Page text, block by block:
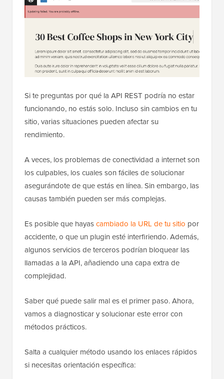
Si te preguntas por qué la API REST podría no estar
funcionando, no estás solo. Incluso sin cambios en tu
sitio, varias situaciones pueden afectar su
rendimiento.
A veces, los problemas de conectividad a internet son
los culpables, los cuales son fáciles de solucionar
asegurándote de que estás en línea. Sin embargo, las
causas también pueden ser más complejas.
Es posible que hayascambiado la URL de tu sitio por
accidente, o que un plugin esté interfiriendo. Además,
algunos servicios de terceros podrían bloquear las
llamadas a la API, añadiendo una capa extra de
complejidad.
Saber qué puede salir mal es el primer paso. Ahora,
vamos a diagnosticar y solucionar este error con
métodos prácticos.
Salta a cualquier método usando los enlaces rápidos
si necesitas orientación específica: